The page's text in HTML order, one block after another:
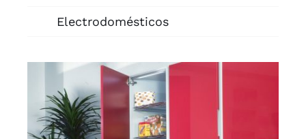
Electrodomésticos